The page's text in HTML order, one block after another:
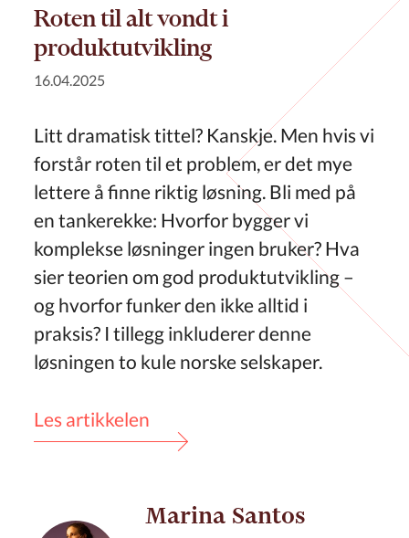
Roten til alt vondt i
produktutvikling
16.04.2025
Litt dramatisk tittel? Kanskje. Men hvis vi
forstår roten til et problem, er det mye
lettere å finne riktig løsning. Bli med på
en tankerekke: Hvorfor bygger vi
komplekse løsninger ingen bruker? Hva
sier teorien om god produktutvikling –
og hvorfor funker den ikke alltid i
praksis? I tillegg inkluderer denne
løsningen to kule norske selskaper.
Les artikkelen
Marina Santos